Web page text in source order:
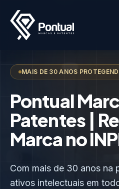
MAIS DE 30 ANOS
Pontual
Patentes |
Marca no
Com mais de 30 anos na
ativos intelectuais em